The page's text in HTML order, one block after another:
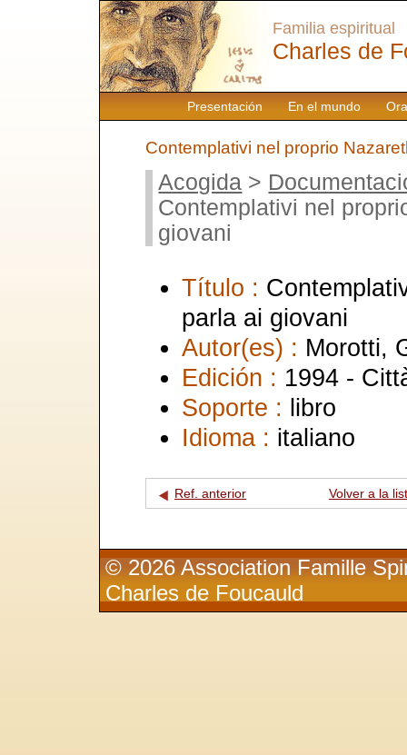
Presentación En el mundo
Familia espiritual
Charles de
Contemplativi nel proprio
Acogida >
Contemplativi nel
giovani
Título :
parla ai giovani
Autor(es) : Morotti,
Edición : 1994 -
Soporte : libro
Idioma : italiano
Ref. anterior Volver a la
© 2026 Association Famille
Charles de Foucauld